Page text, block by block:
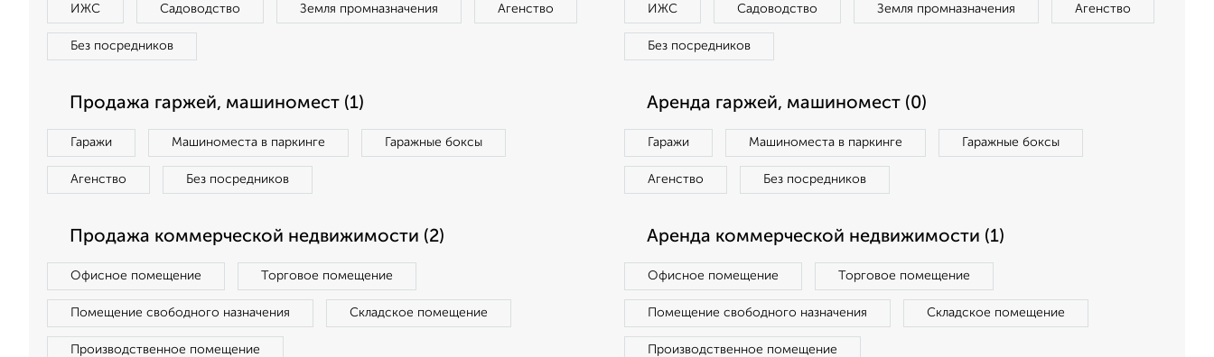
ИЖС Садоводство Земля промназначения Агенство
Без посредников
ИЖС Садоводство Земля промназначения Агенство
Без посредников
Продажа гаржей, машиномест (1)
Гаражи Машиноместа в паркинге Гаражные боксы
Агенство Без посредников
Аренда гаржей, машиномест (0)
Гаражи Машиноместа в паркинге Гаражные боксы
Агенство Без посредников
Продажа коммерческой недвижимости (2)
Офисное помещение Торговое помещение
Помещение свободного назначения Складское помещение
Производственное помещение
Аренда коммерческой недвижимости (1)
Офисное помещение Торговое помещение
Помещение свободного назначения Складское помещение
Производственное помещение